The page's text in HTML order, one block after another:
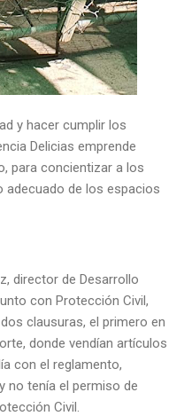
y hacer cumplir los
Delicias emprende
para concientizar a los
de los espacios
director de Desarrollo
con Protección Civil,
clausuras, el primero en
donde vendían artículos
con el reglamento,
no tenía el permiso de
Civil.